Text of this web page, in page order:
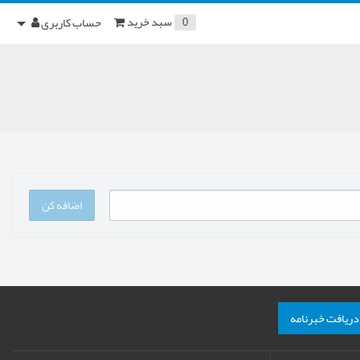
حساب کاربری 0 سبد خرید
اضافه کن
دریافت خبرنامه